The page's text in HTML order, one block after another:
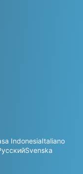
IndonesiaItaliano
Svenska